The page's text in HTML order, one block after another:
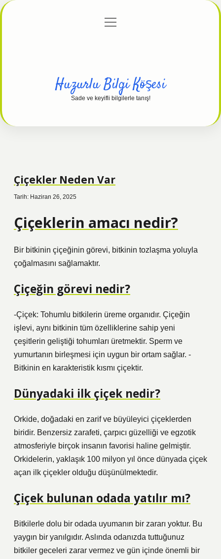
Gizlilik Politikası
menüyü
Huzurlu Bilgi Köşesi
Sade ve keyifli bilgilerle tanış!
Çiçekler Neden Var
Tarih: Haziran 26, 2025
Çiçeklerin amacı nedir?
Bir bitkinin çiçeğinin görevi, bitkinin tozlaşma yoluyla
çoğalmasını sağlamaktır.
Çiçeğin görevi nedir?
-Çiçek: Tohumlu bitkilerin üreme organıdır. Çiçeğin
işlevi, aynı bitkinin tüm özelliklerine sahip yeni
çeşitlerin geliştiği tohumları üretmektir. Sperm ve
yumurtanın birleşmesi için uygun bir ortam sağlar. -
Bitkinin en karakteristik kısmı çiçektir.
Dünyadaki ilk çiçek nedir?
Orkide, doğadaki en zarif ve büyüleyici çiçeklerden
biridir. Benzersiz zarafeti, çarpıcı güzelliği ve egzotik
atmosferiyle birçok insanın favorisi haline gelmiştir.
Orkidelerin, yaklaşık 100 milyon yıl önce dünyada çiçek
açan ilk çiçekler olduğu düşünülmektedir.
Çiçek bulunan odada yatılır mı?
Bitkilerle dolu bir odada uyumanın bir zararı yoktur. Bu
yaygın bir yanılgıdır. Aslında odanızda tuttuğunuz
bitkiler geceleri zarar vermez ve gün içinde önemli bir